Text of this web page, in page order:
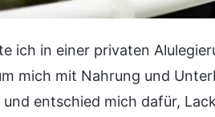
ich in einer privaten
mich mit Nahrung und
entschied mich dafür,